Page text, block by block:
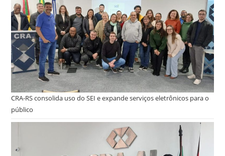
CRA-RS consolida uso do SEI e expande serviços eletrônicos para o
público